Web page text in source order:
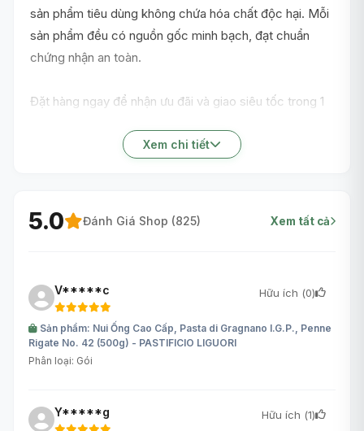
sản phẩm tiêu dùng không chứa hóa chất độc hại. Mỗi
sản phẩm đều có nguồn gốc minh bạch, đạt chuẩn
chứng nhận an toàn.
Đặt hàng ngay để nhận ưu đãi và giao siêu tốc trong 1
Xem chi tiết
5.0 Đánh Giá Shop (825) Xem tất cả
V*****c Hữu ích (0)
Sản phẩm: Nui Ống Cao Cấp, Pasta di Gragnano I.G.P., Penne
Rigate No. 42 (500g) - PASTIFICIO LIGUORI
Phân loại: Gói
Y*****g Hữu ích (1)